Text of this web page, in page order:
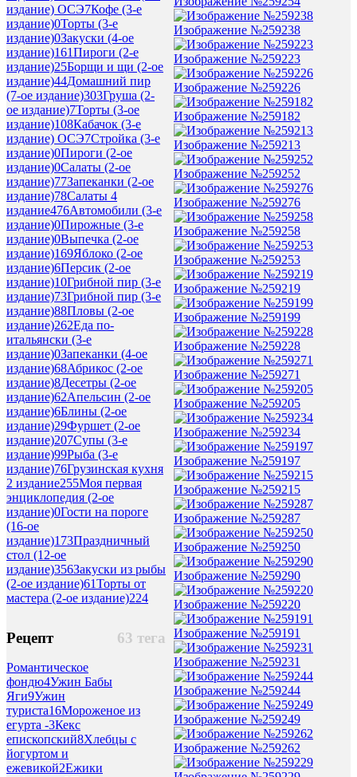
издание) ОСЭ7Кофе (3-е
издание)0Торты (3-е
издание)0Закуски (4-ое
издание)161Пироги (2-е
издание)25Борщи и щи (2-ое
издание)44Домашний пир
(7-ое издание)303Груша (2-
ое издание)7Торты (3-ое
издание)108Кабачок (3-е
издание) ОСЭ7Стройка (3-е
издание)0Пироги (2-ое
издание)0Салаты (2-ое
издание)77Запеканки (2-ое
издание)78Салаты 4
издание476Автомобили (3-е
издание)0Пирожные (3-е
издание)0Выпечка (2-ое
издание)169Яблоко (2-ое
издание)6Персик (2-ое
издание)10Грибной пир (3-е
издание)73Грибной пир (3-е
издание)88Пловы (2-ое
издание)262Еда по-
итальянски (3-е
издание)0Запеканки (4-ое
издание)68Абрикос (2-ое
издание)8Десетры (2-ое
издание)62Апельсин (2-ое
издание)6Блины (2-ое
издание)29Фуршет (2-ое
издание)207Супы (3-е
издание)99Рыба (3-е
издание)76Грузинская кухня
2 издание255Моя первая
энциклопедия (2-ое
издание)0Гости на пороге
(16-ое
издание)173Праздничный
стол (12-ое
издание)356Закуски из рыбы
(2-ое издание)61Торты от
мастера (2-ое издание)224
63 тега
Рецепт
Романтическое
фондю4Ужин Бабы
Яги9Ужин
туриста16Мороженое из
егурта -3Кекс
епископский8Хлебцы с
йогуртом и
ежевикой2Ежики
Изображение №259238
Изображение №259223
Изображение №259226
Изображение №259182
Изображение №259213
Изображение №259252
Изображение №259276
Изображение №259258
Изображение №259253
Изображение №259219
Изображение №259199
Изображение №259228
Изображение №259271
Изображение №259205
Изображение №259234
Изображение №259197
Изображение №259215
Изображение №259287
Изображение №259250
Изображение №259290
Изображение №259220
Изображение №259191
Изображение №259231
Изображение №259244
Изображение №259249
Изображение №259262